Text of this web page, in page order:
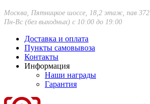
Москва, Пятницкое шоссе, 18,2 этаж, пав 372
Пн-Вс (без выходных) с 10:00 до 19:00
Доставка и оплата
Пункты самовывоза
Контакты
Информация
Наши награды
Гарантия